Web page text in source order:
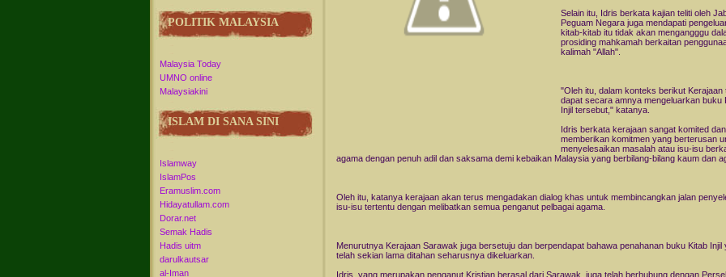
POLITIK MALAYSIA
Malaysia Today
UMNO online
Malaysiakini
ISLAM DI SANA SINI
Islamway
IslamPos
Eramuslim.com
Hidayatullam.com
Dorar.net
Semak Hadis
Hadis uitm
darulkautsar
al-Iman
Selain itu, Idris berkata kajian teliti oleh
Peguam Negara juga mendapati
kitab-kitab itu tidak akan mengangggu
prosiding mahkamah berkaitan
kalimah "Allah".
"Oleh itu, dalam konteks berikut Kerajaan
dapat secara amnya mengeluarkan buku
Injil tersebut," katanya.
Idris berkata kerajaan sangat komited
memberikan komitmen yang berterusan
menyelesaikan masalah atau isu-isu
agama dengan penuh adil dan saksama demi kebaikan Malaysia yang berbilang-bilang kaum dan
Oleh itu, katanya kerajaan akan terus mengadakan dialog khas untuk membincangkan jalan
isu-isu tertentu dengan melibatkan semua penganut pelbagai agama.
Menurutnya Kerajaan Sarawak juga bersetuju dan berpendapat bahawa penahanan buku Kitab Injil
telah sekian lama ditahan seharusnya dikeluarkan.
Idris, yang merupakan penganut Kristian berasal dari Sarawak, juga telah berhubung dengan